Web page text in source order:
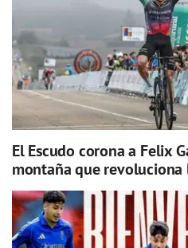
El Escudo corona a Felix
montaña que revoluciona